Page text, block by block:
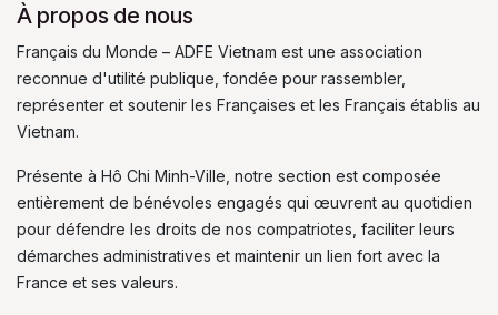
À propos de nous
Français du Monde – ADFE Vietnam est une association
reconnue d'utilité publique, fondée pour rassembler,
représenter et soutenir les Françaises et les Français établis au
Vietnam.
Présente à Hô Chi Minh-Ville, notre section est composée
entièrement de bénévoles engagés qui œuvrent au quotidien
pour défendre les droits de nos compatriotes, faciliter leurs
démarches administratives et maintenir un lien fort avec la
France et ses valeurs.